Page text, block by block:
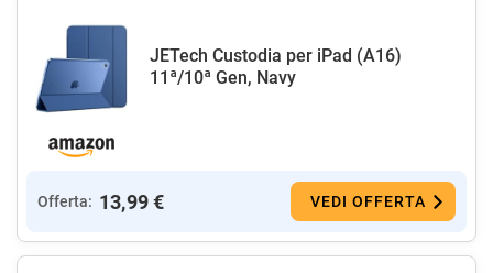
JETech Custodia per iPad (A16)
11ª/10ª Gen, Navy
Offerta: 13,99 € VEDI OFFERTA